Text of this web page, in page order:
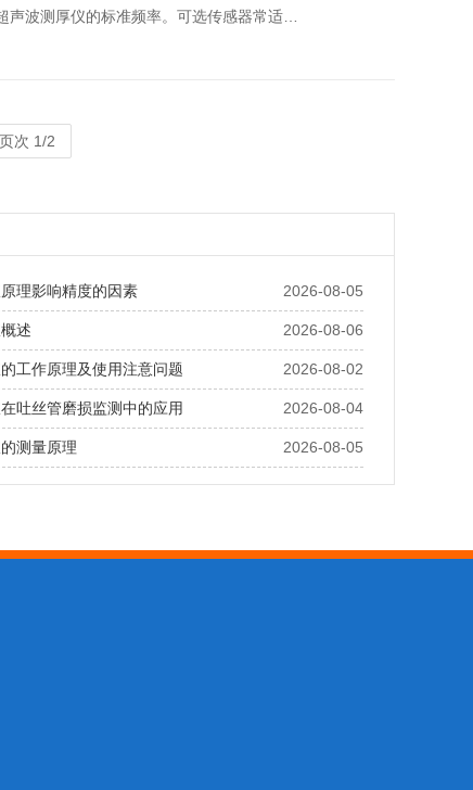
波测厚仪的标准频率。可选传感器常适…
页次 1/2
2026-08-05
理影响精度的因素
2026-08-06
述
2026-08-02
工作原理及使用注意问题
2026-08-04
吐丝管磨损监测中的应用
2026-08-05
测量原理